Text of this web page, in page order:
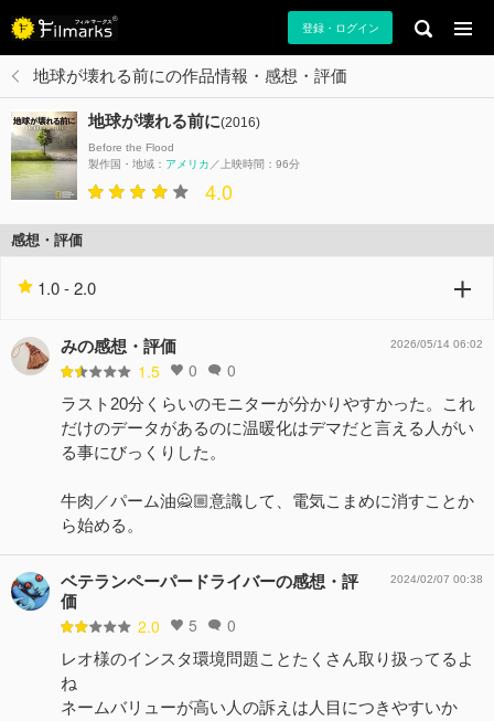
登録・ログイン
地球が壊れる前にの作品情報・感想・評価
地球が壊れる前に(2016)
Before the Flood
製作国・地域： アメリカ 上映時間：96分
4.0
感想・評価
1.0 - 2.0
みの感想・評価
1.5 0 0
2026/05/14 06:02
ラスト20分くらいのモニターが分かりやすかった。これ
だけのデータがあるのに温暖化はデマだと言える人がい
る事にびっくりした。
牛肉／パーム油🙅🏼‪意識して、電気こまめに消すことか
ら始める。
ベテランペーパードライバーの感想・評
価
2.0 5 0
2024/02/07 00:38
レオ様のインスタ環境問題ことたくさん取り扱ってるよ
ね
ネームバリューが高い人の訴えは人目につきやすいか